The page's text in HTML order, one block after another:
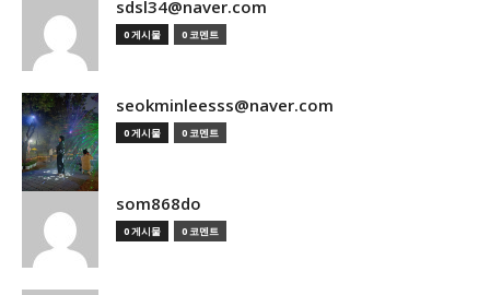
sdsl34@naver.com
0 게시물 0 코멘트
seokminleesss@naver.com
0 게시물 0 코멘트
som868do
0 게시물 0 코멘트